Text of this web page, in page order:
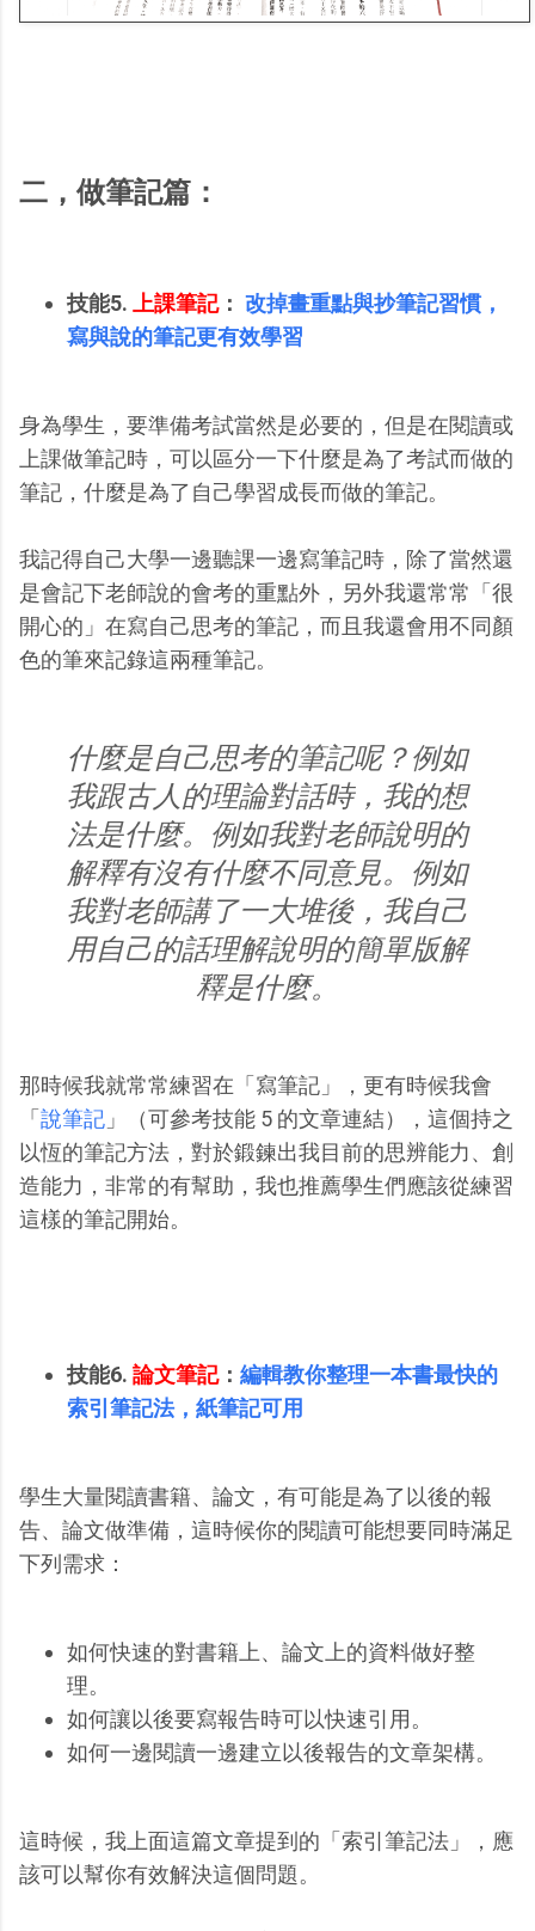
二，做筆記篇：
技能5. 上課筆記： 改掉畫重點與抄筆記習慣，
寫與說的筆記更有效學習
身為學生，要準備考試當然是必要的，但是在閱讀或
上課做筆記時，可以區分一下什麼是為了考試而做的
筆記，什麼是為了自己學習成長而做的筆記。
我記得自己大學一邊聽課一邊寫筆記時，除了當然還
是會記下老師說的會考的重點外，另外我還常常「很
開心的」在寫自己思考的筆記，而且我還會用不同顏
色的筆來記錄這兩種筆記。
什麼是自己思考的筆記呢？例如
我跟古人的理論對話時，我的想
法是什麼。例如我對老師說明的
解釋有沒有什麼不同意見。例如
我對老師講了一大堆後，我自己
用自己的話理解說明的簡單版解
釋是什麼。
那時候我就常常練習在「寫筆記」，更有時候我會
「 說筆記 」（可參考技能 5 的文章連結），這個持之
以恆的筆記方法，對於鍛鍊出我目前的思辨能力、創
造能力，非常的有幫助，我也推薦學生們應該從練習
這樣的筆記開始。
技能6. 論文筆記： 編輯教你整理一本書最快的
索引筆記法，紙筆記可用
學生大量閱讀書籍、論文，有可能是為了以後的報
告、論文做準備，這時候你的閱讀可能想要同時滿足
下列需求：
如何快速的對書籍上、論文上的資料做好整
理。
如何讓以後要寫報告時可以快速引用。
如何一邊閱讀一邊建立以後報告的文章架構。
這時候，我上面這篇文章提到的「索引筆記法」，應
該可以幫你有效解決這個問題。